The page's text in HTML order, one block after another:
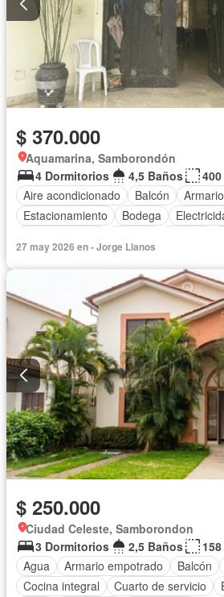
$ 370.000
Aquamarina, Samborondón
4 Dormitorios
4,5 Baños
400
Aire acondicionado
Balcón
Estacionamiento
Bodega
Terraza
Agua Patio
Parcialmente
27 may 2026 en - Jorge Llanos
$ 250.000
Ciudad Celeste, Samborondon
3 Dormitorios
2,5 Baños
158
Agua
Armario empotrado Balcón
Cocina integral
Cuarto de servicio